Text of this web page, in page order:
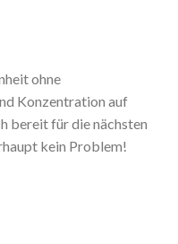
ohne
Konzentration auf
bereit für die nächsten
kein Problem!